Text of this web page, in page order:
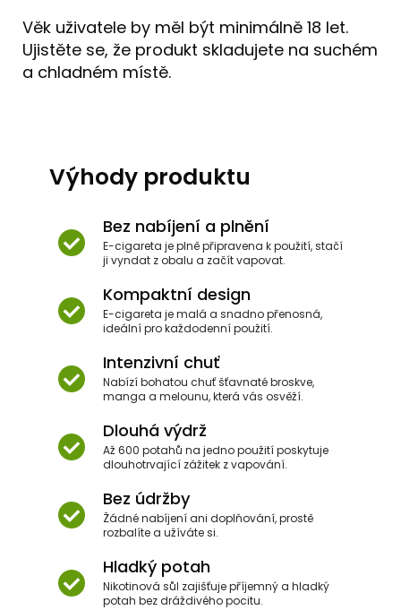
Věk uživatele by měl být minimálně 18 let.
Ujistěte se, že produkt skladujete na suchém
a chladném místě.
Výhody produktu
Bez nabíjení a plnění
E-cigareta je plně připravena k použití, stačí
ji vyndat z obalu a začít vapovat.
Kompaktní design
E-cigareta je malá a snadno přenosná,
ideální pro každodenní použití.
Intenzivní chuť
Nabízí bohatou chuť šťavnaté broskve,
manga a melounu, která vás osvěží.
Dlouhá výdrž
Až 600 potahů na jedno použití poskytuje
dlouhotrvající zážitek z vapování.
Bez údržby
Žádné nabíjení ani doplňování, prostě
rozbalíte a užíváte si.
Hladký potah
Nikotinová sůl zajišťuje příjemný a hladký
potah bez dráždivého pocitu.